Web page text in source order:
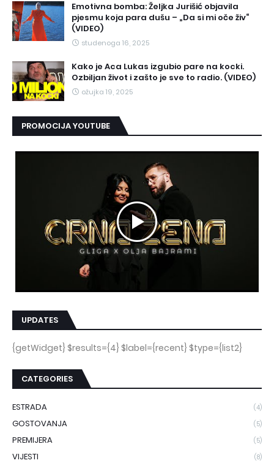
Emotivna bomba: Željka Jurišić objavila
pjesmu koja para dušu – „Da si mi oče živ“
(VIDEO)
studenoga 16, 2025
Kako je Aca Lukas izgubio pare na kocki.
Ozbiljan život i zašto je sve to radio. (VIDEO)
ožujka 19, 2025
PROMOCIJA YOUTUBE
UPDATES
{getWidget} $results={4} $label={recent} $type={list2}
CATEGORIES
ESTRADA (4)
GOSTOVANJA (5)
PREMIJERA (5)
VIJESTI (8)